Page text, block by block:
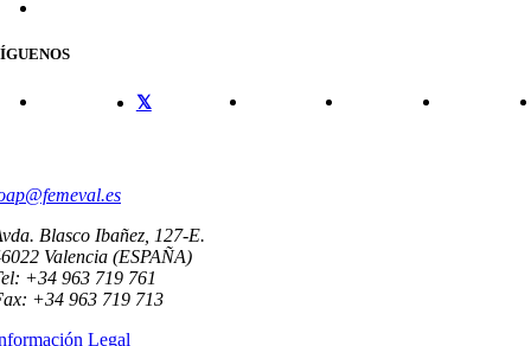
Blasco Ibañez, 127-E.
Valencia (ESPAÑA)
+34 963 719 761
+34 963 719 713
Legal